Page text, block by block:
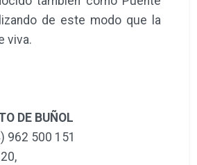
de este modo que la
viva.
DE BUÑOL
962 500 151